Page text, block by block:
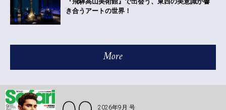
き合うアートの世界！
More
2026年9月 号